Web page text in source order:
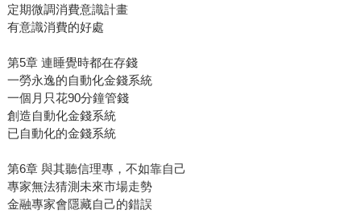
定期微調消費意識計畫
有意識消費的好處
第5章 連睡覺時都在存錢
一勞永逸的自動化金錢系統
一個月只花90分鐘管錢
創造自動化金錢系統
已自動化的金錢系統
第6章 與其聽信理專，不如靠自己
專家無法猜測未來市場走勢
金融專家會隱藏自己的錯誤